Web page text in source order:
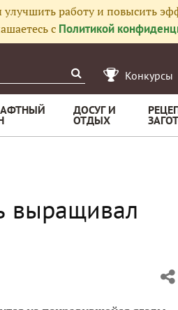
работу и повысить
с Политикой
Конкурсы
ДОСУГ И
ОТДЫХ
выращивал